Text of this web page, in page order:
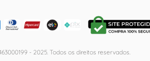
- 2025. Todos os direitos reservados.